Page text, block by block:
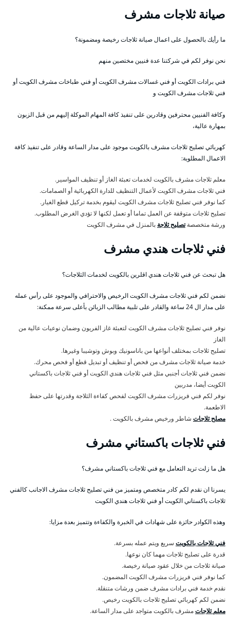
صيانة ثلاجات مشرف
ما رأيك بالحصول على اعمال صيانة ثلاجات رخيصة ومضمونة؟
نحن نوفر لكم في شركتنا عدة فنيين مختصين منهم
فني برادات الكويت أو فني غسالات مشرف الكويت أو فني طباخات مشرف الكويت أو
فني ثلاجات مشرف الكويت و
وكافة الفنيين محترفين وقادرين على تنفيذ كافة المهام الموكلة إليهم من قبل الزبون
بمهارة عالية،
كهربائي تصليح ثلاجات مشرف بالكويت موجود على مدار الساعة وقادر على تنفيذ كافة
الاعمال المطلوبة:
معلم ثلاجات مشرف بالكويت لخدمات تعبئة الغاز أو تنظيف المواسير.
فني ثلاجات مشرف الكويت لأعمال التنظيف للدارة الكهربائية أو الصمامات.
كما نوفر فني تصليح ثلاجات مشرف الكويت ليقوم بخدمة تركيل قطع الغيار.
تصليح ثلاجات متوقفة عن العمل تماما أو تعمل لكنها لا تؤدي الغرض المطلوب.
ورشة متخصصةتصليح ثلاجة بالمنزل في مشرف الكويت
فني ثلاجات هندي مشرف
هل تبحث عن فني ثلاجات هندي اقلرين بالكويت لخدمات الثلاجات؟
نضمن لكم فني ثلاجات مشرف الكويت الرخيص والاحترافي والموجود على رأس عمله
على مدار ال 24 ساعة والقادر على تلبية مطالب الزبائن بأعلى سرعة ممكنة:
نوفر فني تصليح ثلاجات مشرف الكويت لتعبئة غاز الفريون وضمان نوعيات عالية من
الغاز
تصليح ثلاجات بمختلف أنواعها من باناسونيك وبوش وتوشيبا وغيرها.
خدمة صيانة ثلاجات مشرف من فحص أو تنظيف أو تبديل قطع أو فحص محرك.
نضمن فني ثلاجات أجنبي مثل فني ثلاجات هندي الكويت أو فني ثلاجات باكستاني
الكويت أيضا، مدربين
نوفر لكم فني فريزرات مشرف الكويت لفحص كفاءة الثلاجة وقدرتها على حفظ
الاطعمة.
مصلح ثلاجات شاطر ورخيص مشرف بالكويت .
فني ثلاجات باكستاني مشرف
هل ما زلت تريد التعامل مع فني ثلاجات باكستاني مشرف؟
يسرنا ان نقدم لكم كادر متخصص ومتميز من فني تصليح ثلاجات مشرف الاجانب كالفني
ثلاجات باكستاني الكويت أو فني ثلاجات هندي الكويت
وهذه الكوادر حائزة على شهادات في الخبرة والكفاءة وتتميز بعدة مزايا:
فني ثلاجات بالكويت سريع ويتم عمله بسرعة.
قدرة على تصليح ثلاجات مهما كان نوعها.
صيانة ثلاجات من خلال عقود صيانة رخيصة.
كما نوفر فني فريزرات مشرف الكويت المضمون.
نقدم خدمة فني برادات مشرف ضمن ورشات متنقلة.
نضمن لكم كهربائي تصليح ثلاجات بالكويت رخيص.
معلم ثلاجاتمشرف بالكويت متواجد على مدار الساعة.